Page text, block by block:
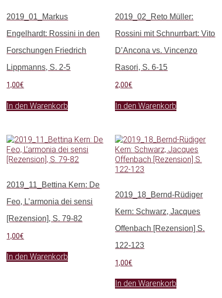
2019_01_Markus
Engelhardt: Rossini in den
Forschungen Friedrich
Lippmanns, S. 2-5
1,00€
In den Warenkorb
2019_02_Reto Müller:
Rossini mit Schnurrbart: Vito
D’Ancona vs. Vincenzo
Rasori, S. 6-15
2,00€
In den Warenkorb
2019_11_Bettina Kern: De
Feo, L’armonia dei sensi
[Rezension], S. 79-82
1,00€
In den Warenkorb
2019_18_Bernd-Rüdiger
Kern: Schwarz, Jacques
Offenbach [Rezension] S.
122-123
1,00€
In den Warenkorb